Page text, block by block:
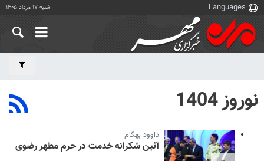
شنبه ۱۷ مرداد ۱۴۰۵
نوروز 1404
داوود بهگام
آئین شکرانه خدمت در حرم مطهر رضوی